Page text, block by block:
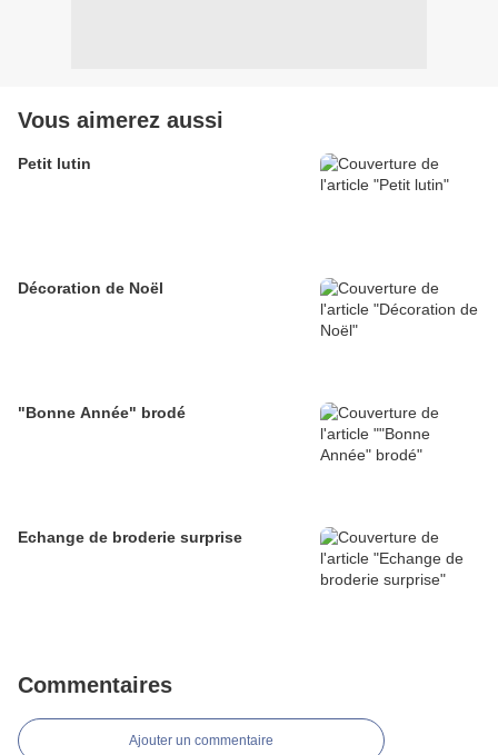
Vous aimerez aussi
Petit lutin
Décoration de Noël
"Bonne Année" brodé
Echange de broderie surprise
Commentaires
Ajouter un commentaire